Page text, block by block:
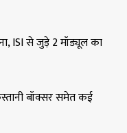
ISI से जुड़े 2 मॉड्यूल का
बॉक्सर समेत कई